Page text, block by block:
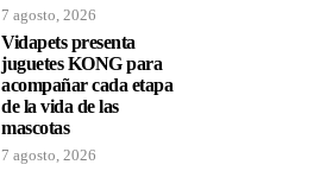
7 agosto, 2026
Vidapets presenta
juguetes KONG para
acompañar cada etapa
de la vida de las
mascotas
7 agosto, 2026